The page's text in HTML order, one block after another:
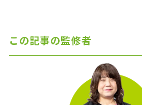
この記事の監修者